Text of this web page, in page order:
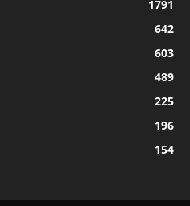
1791
642
603
489
225
196
154